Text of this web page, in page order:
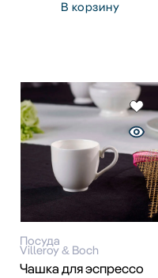
В корзину
Посуда
Villeroy & Boch
Чашка для эспрессо